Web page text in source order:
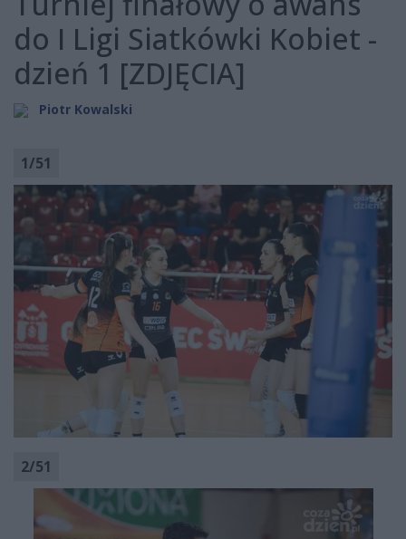
do I Ligi Siatkówki Kobiet -
dzień 1 [ZDJĘCIA]
Piotr Kowalski
1/51
2/51